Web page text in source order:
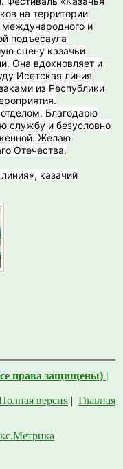
на территории
международного и
подъесаула
сцену казачьи
Она вдохновляет и
Исетская линия
из Республики
Благодарю
службу и безусловно
Желаю
Отечества,
казачий
права защищены) |
версия| Главная